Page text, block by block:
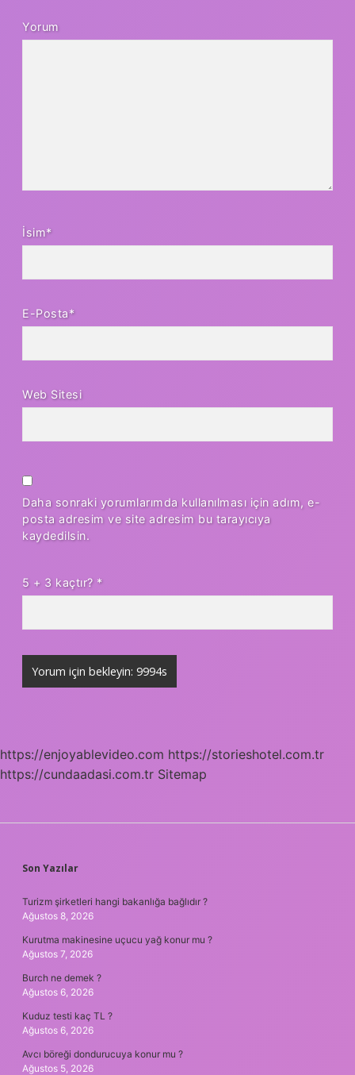
Yorum
İsim*
E-Posta*
Web Sitesi
Daha sonraki yorumlarımda kullanılması için adım, e-
posta adresim ve site adresim bu tarayıcıya
kaydedilsin.
5 + 3 kaçtır? *
https://enjoyablevideo.com https://storieshotel.com.tr
https://cundaadasi.com.tr Sitemap
SIDEBAR
Son Yazılar
Turizm şirketleri hangi bakanlığa bağlıdır ?
Ağustos 8, 2026
Kurutma makinesine uçucu yağ konur mu ?
Ağustos 7, 2026
Burch ne demek ?
Ağustos 6, 2026
Kuduz testi kaç TL ?
Ağustos 6, 2026
Avcı böreği dondurucuya konur mu ?
Ağustos 5, 2026